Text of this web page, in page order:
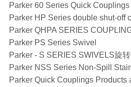
Parker 60 Series Quick Couplings
Parker HP Series double shut-off
Parker QHPA SERIES
Parker PS Series Swivel
Parker - S SERIES SWIVELS旋
Parker NSS Series Non-Spill
Parker Quick Couplings Products